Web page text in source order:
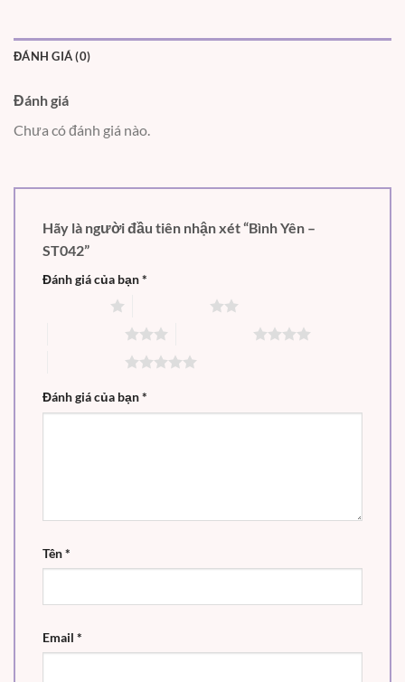
ĐÁNH GIÁ (0)
Đánh giá
Chưa có đánh giá nào.
Hãy là người đầu tiên nhận xét “Bình Yên –
ST042”
Đánh giá của bạn*
Đánh giá của bạn*
Tên*
Email *